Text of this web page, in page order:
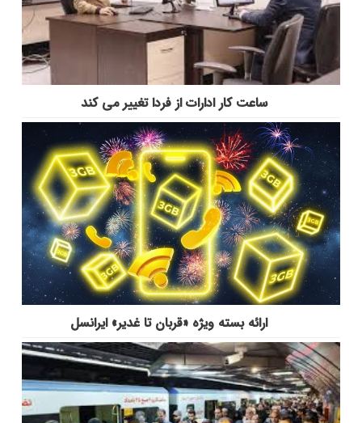
ساعت کار ادارات از فردا تغییر می کند
ارائه بسته ویژه «قربان تا غدیر» ایرانسل